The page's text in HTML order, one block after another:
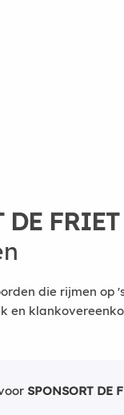
DE FRIET
die rijmen op
en
SPONSORT DE